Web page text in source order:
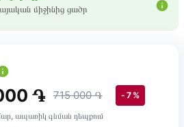
միջինից ցածր
֏ 715 000 ֏
- 7 %
ապառիկ գնման դեպքում